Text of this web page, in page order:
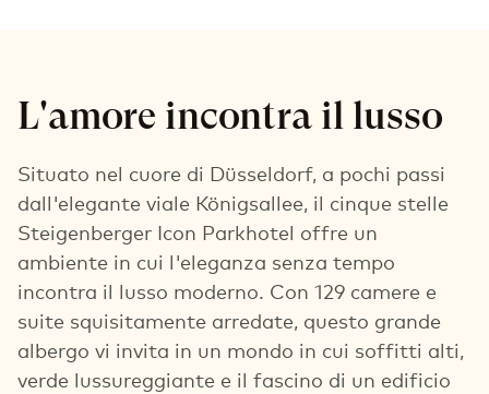
L'amore incontra il lusso
Situato nel cuore di Düsseldorf, a pochi passi
dall'elegante viale Königsallee, il cinque stelle
Steigenberger Icon Parkhotel offre un
ambiente in cui l'eleganza senza tempo
incontra il lusso moderno. Con 129 camere e
suite squisitamente arredate, questo grande
albergo vi invita in un mondo in cui soffitti alti,
verde lussureggiante e il fascino di un edificio